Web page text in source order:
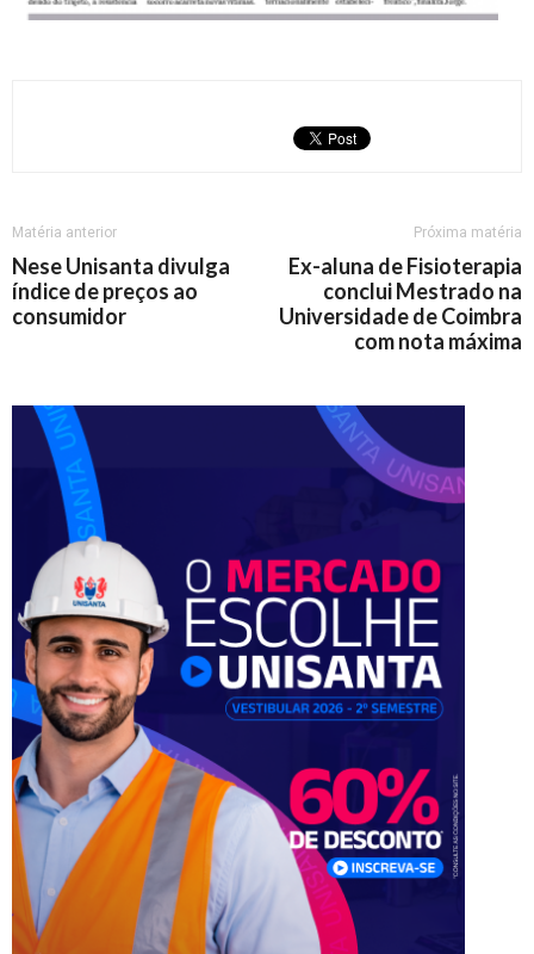
Matéria anterior
Nese Unisanta divulga
índice de preços ao
consumidor
Próxima matéria
Ex-aluna de Fisioterapia
conclui Mestrado na
Universidade de Coimbra
com nota máxima